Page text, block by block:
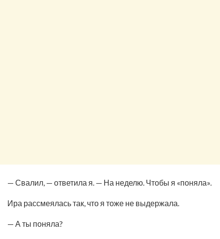
— Свалил, — ответила я. — На неделю. Чтобы я «поняла».
Ира рассмеялась так, что я тоже не выдержала.
— А ты поняла?